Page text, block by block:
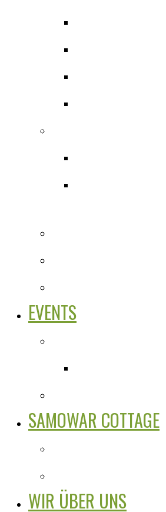
EVENTS
SAMOWAR COTTAGE
WIR ÜBER UNS